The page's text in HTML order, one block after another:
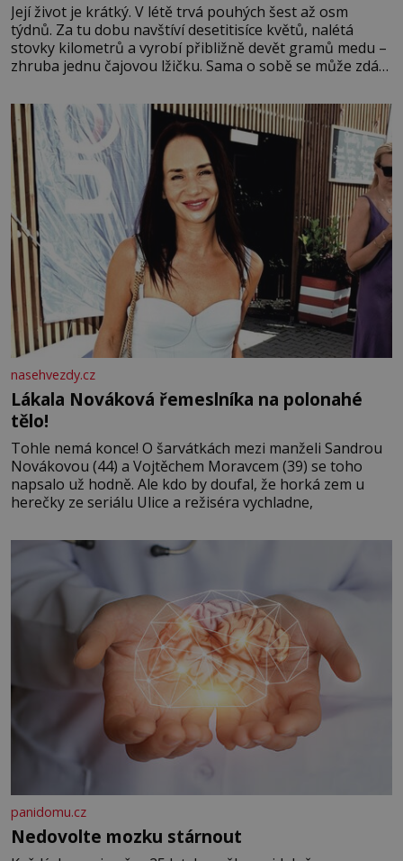
Její život je krátký. V létě trvá pouhých šest až osm
týdnů. Za tu dobu navštíví desetitisíce květů, nalétá
stovky kilometrů a vyrobí přibližně devět gramů medu –
zhruba jednu čajovou lžičku. Sama o sobě se může zdát
tisíc příslušnic svého včelstva, vznikne jeden z
nejdokonalejších organismů
nasehvezdy.cz
Lákala Nováková řemeslníka na polonahé
tělo!
Tohle nemá konce! O šarvátkách mezi manželi Sandrou
Novákovou (44) a Vojtěchem Moravcem (39) se toho
napsalo už hodně. Ale kdo by doufal, že horká zem u
herečky ze seriálu Ulice a režiséra vychladne,
panidomu.cz
Nedovolte mozku stárnout